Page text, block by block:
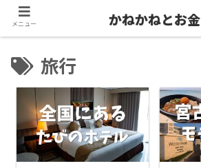
旅行
メニュー かねかねとお金